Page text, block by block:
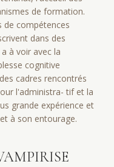
de formation.
de compétences
dans des
à voir avec la
cognitive
cadres rencontrés
l'administra- tif et la
grande expérience et
à son entourage.